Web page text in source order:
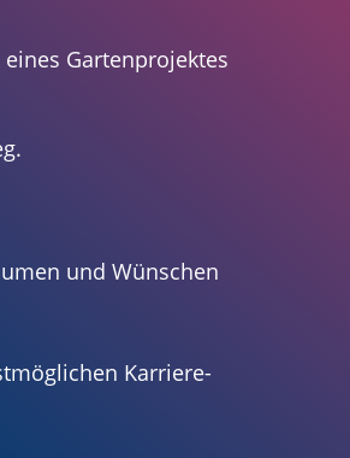
Gartenprojektes
und Wünschen
Karriere-